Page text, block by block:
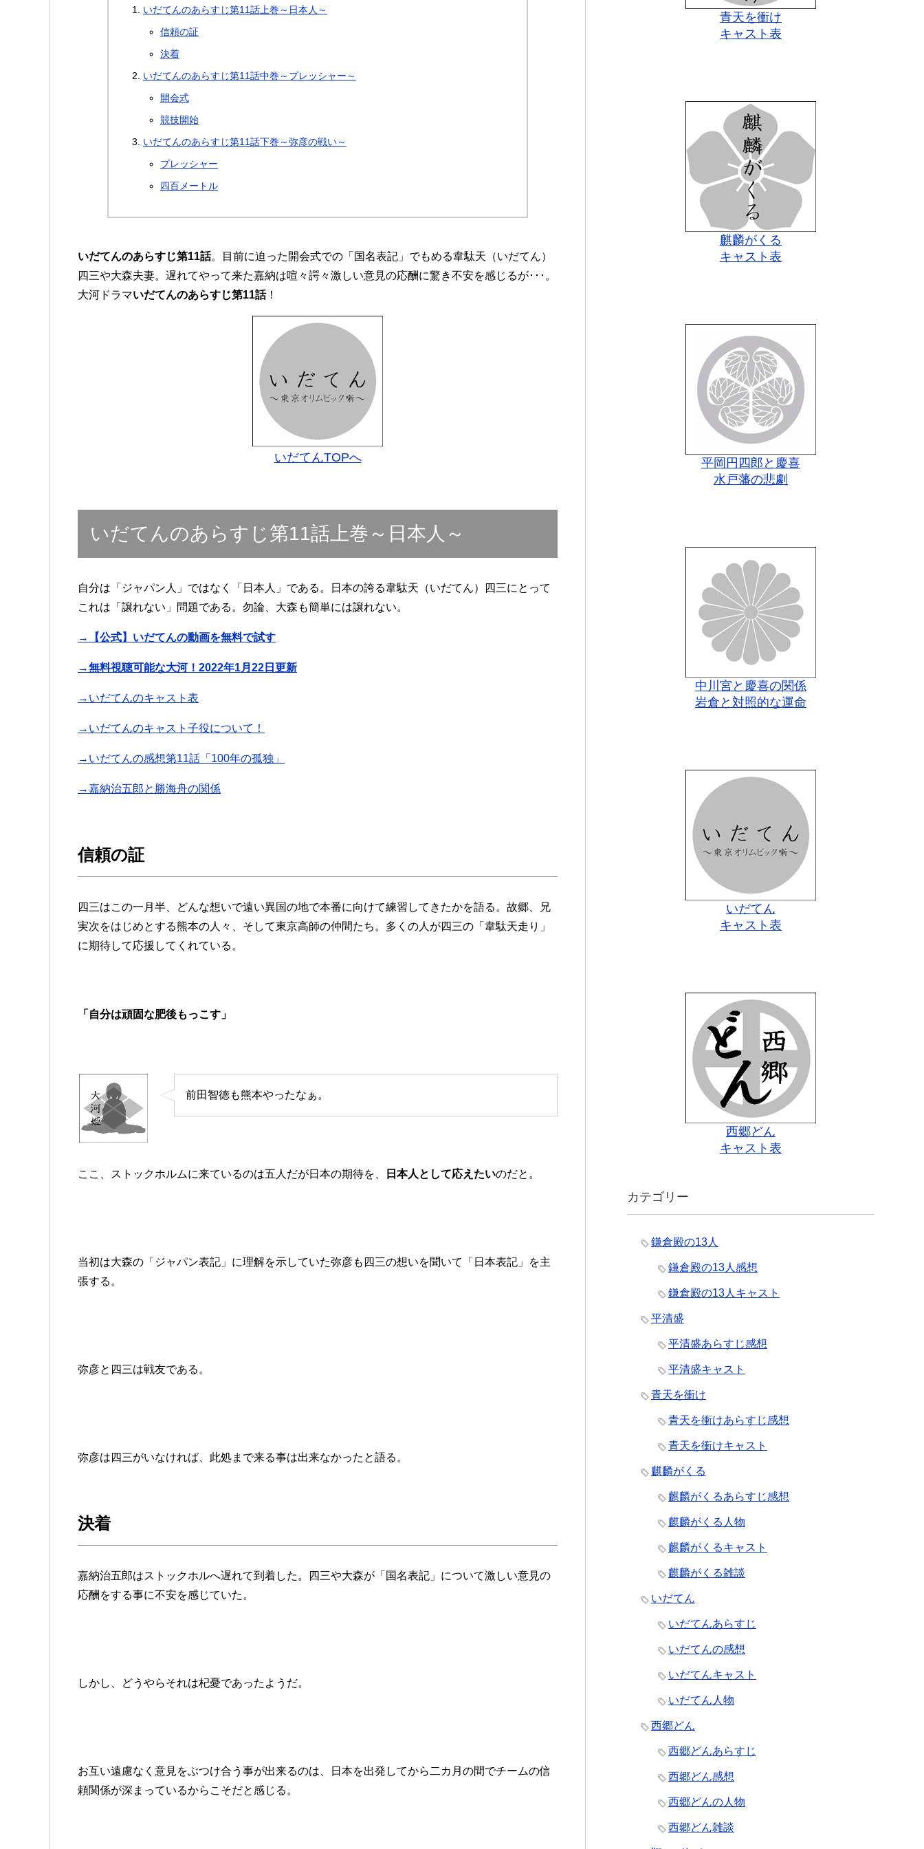
いだてんのあらすじ第11話上巻～日本人～
信頼の証
決着
いだてんのあらすじ第11話中巻～プレッシャー～
開会式
競技開始
いだてんのあらすじ第11話下巻～弥彦の戦い～
プレッシャー
四百メートル
いだてんのあらすじ第11話。目前に迫った開会式での「国名表記」でもめる韋駄天（いだてん）
四三や大森夫妻。遅れてやって来た嘉納は喧々諤々激しい意見の応酬に驚き不安を感じるが･･･。
大河ドラマいだてんのあらすじ第11話！
いだてんTOPへ
いだてんのあらすじ第11話上巻～日本人～
自分は「ジャパン人」ではなく「日本人」である。日本の誇る韋駄天（いだてん）四三にとって
これは「譲れない」問題である。勿論、大森も簡単には譲れない。
→【公式】いだてんの動画を無料で試す
→無料視聴可能な大河！2022年1月22日更新
→いだてんのキャスト表
→いだてんのキャスト子役について！
→いだてんの感想第11話「100年の孤独」
→嘉納治五郎と勝海舟の関係
信頼の証
四三はこの一月半、どんな想いで遠い異国の地で本番に向けて練習してきたかを語る。故郷、兄
実次をはじめとする熊本の人々、そして東京高師の仲間たち。多くの人が四三の「韋駄天走り」
に期待して応援してくれている。
「自分は頑固な肥後もっこす」
前田智徳も熊本やったなぁ。
ここ、ストックホルムに来ているのは五人だが日本の期待を、 日本人として応えたいのだと。
当初は大森の「ジャパン表記」に理解を示していた弥彦も四三の想いを聞いて「日本表記」を主
張する。
弥彦と四三は戦友である。
弥彦は四三がいなければ、此処まで来る事は出来なかったと語る。
決着
嘉納治五郎はストックホルへ遅れて到着した。四三や大森が「国名表記」について激しい意見の
応酬をする事に不安を感じていた。
しかし、どうやらそれは杞憂であったようだ。
お互い遠慮なく意見をぶつけ合う事が出来るのは、日本を出発してから二カ月の間でチームの信
頼関係が深まっているからこそだと感じる。
青天を衝け
キャスト表
麒麟がくる
キャスト表
平岡円四郎と慶喜
水戸藩の悲劇
中川宮と慶喜の関係
岩倉と対照的な運命
いだてん
キャスト表
西郷どん
キャスト表
カテゴリー
鎌倉殿の13人
鎌倉殿の13人感想
鎌倉殿の13人キャスト
平清盛
平清盛あらすじ感想
平清盛キャスト
青天を衝け
青天を衝けあらすじ感想
青天を衝けキャスト
麒麟がくる
麒麟がくるあらすじ感想
麒麟がくる人物
麒麟がくるキャスト
麒麟がくる雑談
いだてん
いだてんあらすじ
いだてんの感想
いだてんキャスト
いだてん人物
西郷どん
西郷どんあらすじ
西郷どん感想
西郷どんの人物
西郷どん雑談